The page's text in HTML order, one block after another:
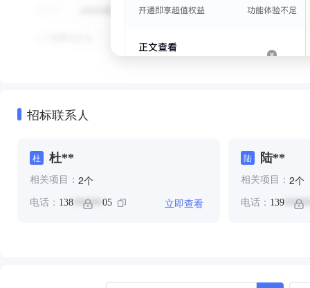
招标联系人
杜 杜**
相关项目： 2个
电话： 138 ****** 05 立即查看
陆 陆**
相关项目： 2个
电话： 139